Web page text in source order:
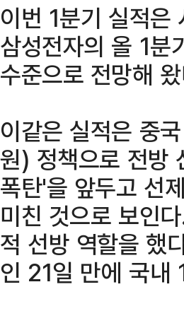
이번 1분기 실적은
삼성전자의 올 1
수준으로 전망해
이같은 실적은 중
원) 정책으로 전방
폭탄'을 앞두고 선
미친 것으로 보인
적 선방 역할을 했
인 21일 만에 국내